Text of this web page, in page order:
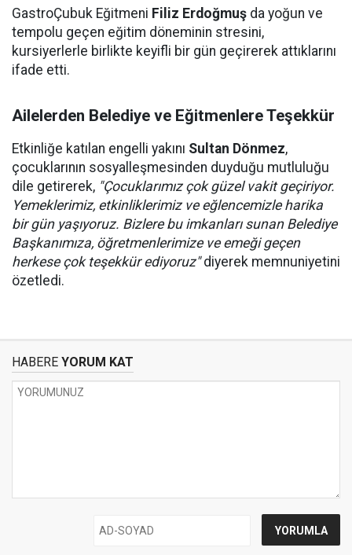
GastroÇubuk Eğitmeni Filiz Erdoğmuş da yoğun ve
tempolu geçen eğitim döneminin stresini,
kursiyerlerle birlikte keyifli bir gün geçirerek attıklarını
ifade etti.
Ailelerden Belediye ve Eğitmenlere Teşekkür
Etkinliğe katılan engelli yakını Sultan Dönmez,
çocuklarının sosyalleşmesinden duyduğu mutluluğu
dile getirerek, "Çocuklarımız çok güzel vakit geçiriyor.
Yemeklerimiz, etkinliklerimiz ve eğlencemizle harika
bir gün yaşıyoruz. Bizlere bu imkanları sunan Belediye
Başkanımıza, öğretmenlerimize ve emeği geçen
herkese çok teşekkür ediyoruz"diyerek memnuniyetini
özetledi.
HABERE YORUM KAT